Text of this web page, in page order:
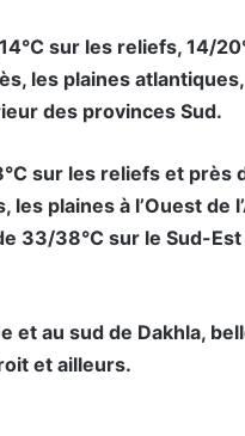
sur les reliefs, 14/
les plaines
des provinces Sud.
sur les reliefs et près
plaines à l’Ouest de
33/38°C sur le Sud-
et au sud de Dakhla,
et ailleurs.